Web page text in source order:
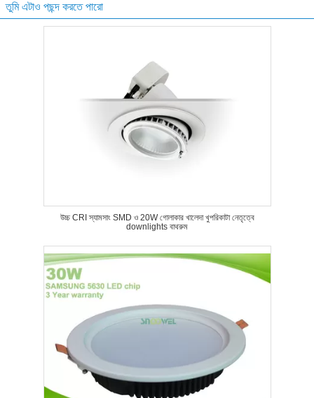
তুমি এটাও পছন্দ করতে পারো
উচ্চ CRI স্যামসাং SMD ও 20W গোলাকার খালেদা খুপরিকাটা নেতৃত্বে
downlights বাথরুম